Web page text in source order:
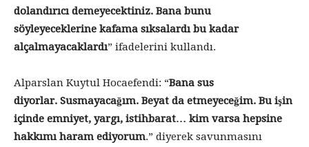
dolandırıcı demeyecektiniz. Bana bunu
söyleyeceklerine kafama sıksalardı bu kadar
alçalmayacaklardı” ifadelerini kullandı.
Alparslan Kuytul Hocaefendi: “Bana sus
diyorlar. Susmayacağım. Beyat da etmeyeceğim. Bu işin
içinde emniyet, yargı, istihbarat… kim varsa hepsine
hakkımı haram ediyorum.” diyerek savunmasını